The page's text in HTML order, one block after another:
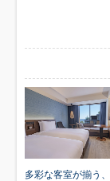
多彩な客室が揃う